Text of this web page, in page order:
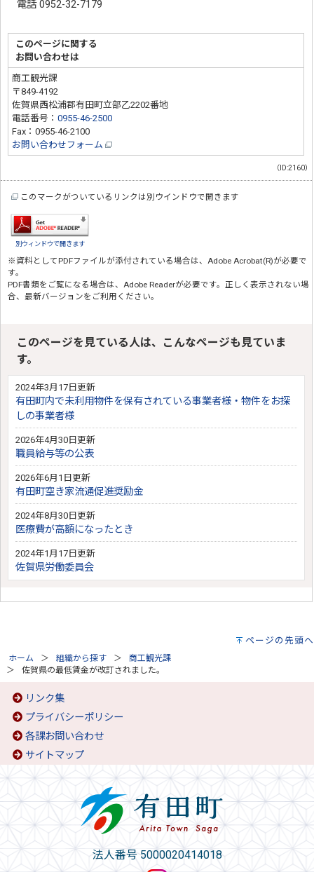
電話 0952-32-7179
このページに関する
お問い合わせは
商工観光課
〒849-4192
佐賀県西松浦郡有田町立部乙2202番地
電話番号：0955-46-2500
Fax：0955-46-2100
お問い合わせフォーム
（ID:2160）
このマークがついているリンクは別ウインドウで開きます
別ウィンドウで開きます
※資料としてPDFファイルが添付されている場合は、 Adobe Acrobat(R)が必要で
す。
PDF書類をご覧になる場合は、 Adobe Readerが必要です。正しく表示されない場
合、最新バージョンをご利用ください。
このページを見ている人は、こんなページも見ていま
す。
2024年3月17日更新
有田町内で未利用物件を保有されている事業者様・物件をお探
しの事業者様
2026年4月30日更新
職員給与等の公表
2026年6月1日更新
有田町空き家流通促進奨励金
2024年8月30日更新
医療費が高額になったとき
2024年1月17日更新
佐賀県労働委員会
ページの先頭へ
ホーム 組織から探す
商工観光課
佐賀県の最低賃金が改訂されました。
リンク集
プライバシーポリシー
各課お問い合わせ
サイトマップ
法人番号 5000020414018